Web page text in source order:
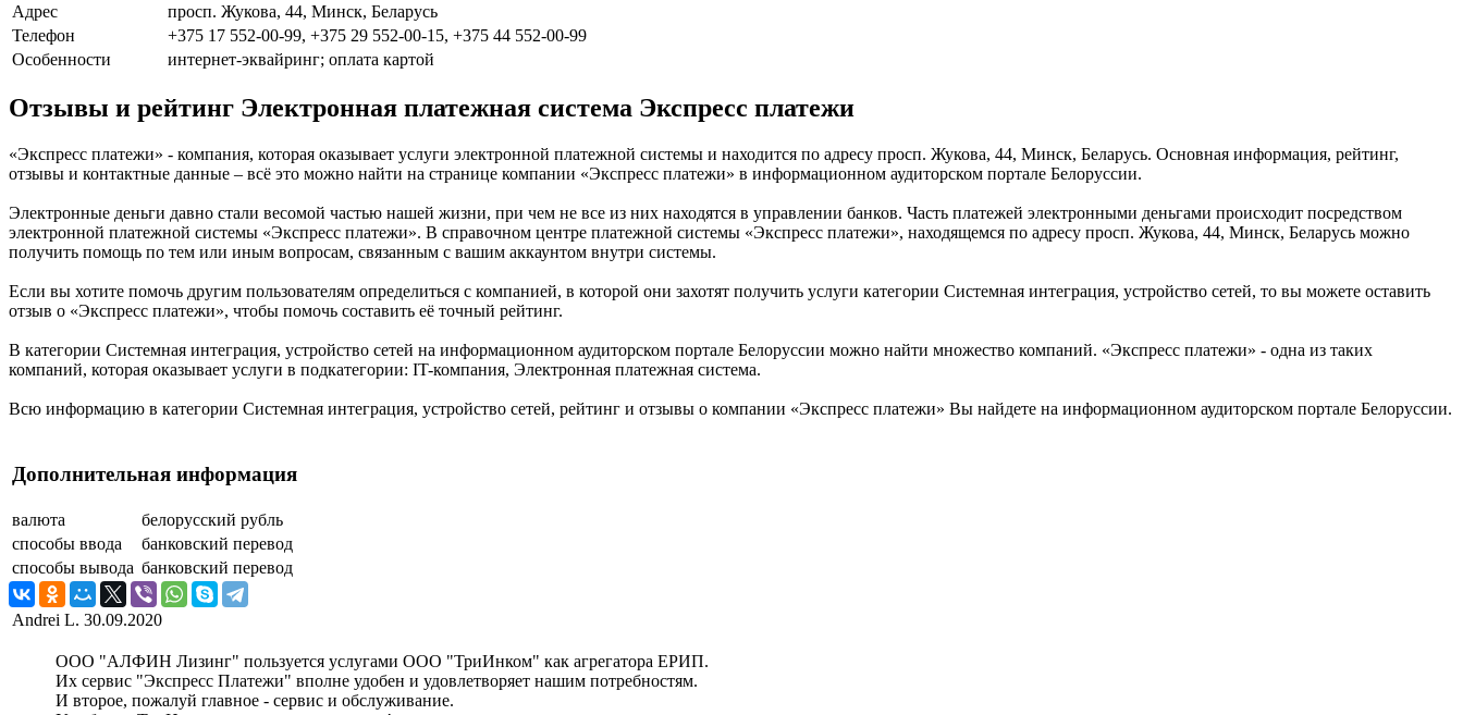
Адрес
просп. Жукова, 44, Минск, Беларусь
Телефон
+375 17 552-00-99, +375 29 552-00-15, +375 44 552-00-99
Особенности
интернет-эквайринг; оплата картой
Отзывы и рейтинг Электронная платежная система Экспресс платежи
«Экспресс платежи» - компания, которая оказывает услуги электронной платежной системы и находится по адресу просп. Жукова, 44, Минск, Беларусь. Основная информация, рейтинг,
отзывы и контактные данные – всё это можно найти на странице компании «Экспресс платежи» в информационном аудиторском портале Белоруссии.
Электронные деньги давно стали весомой частью нашей жизни, при чем не все из них находятся в управлении банков. Часть платежей электронными деньгами происходит посредством
электронной платежной системы «Экспресс платежи». В справочном центре платежной системы «Экспресс платежи», находящемся по адресу просп. Жукова, 44, Минск, Беларусь можно
получить помощь по тем или иным вопросам, связанным с вашим аккаунтом внутри системы.
Если вы хотите помочь другим пользователям определиться с компанией, в которой они захотят получить услуги категории Системная интеграция, устройство сетей, то вы можете оставить
отзыв о «Экспресс платежи», чтобы помочь составить её точный рейтинг.
В категории Системная интеграция, устройство сетей на информационном аудиторском портале Белоруссии можно найти множество компаний. «Экспресс платежи» - одна из таких
компаний, которая оказывает услуги в подкатегории: IT-компания, Электронная платежная система.
Всю информацию в категории Системная интеграция, устройство сетей, рейтинг и отзывы о компании «Экспресс платежи» Вы найдете на информационном аудиторском портале Белоруссии.
Дополнительная информация
валюта
белорусский рубль
способы ввода
банковский перевод
способы вывода банковский перевод
Andrei L. 30.09.2020
ООО "АЛФИН Лизинг" пользуется услугами ООО "ТриИнком" как агрегатора ЕРИП.
Их сервис "Экспресс Платежи" вполне удобен и удовлетворяет нашим потребностям.
И второе, пожалуй главное - сервис и обслуживание.